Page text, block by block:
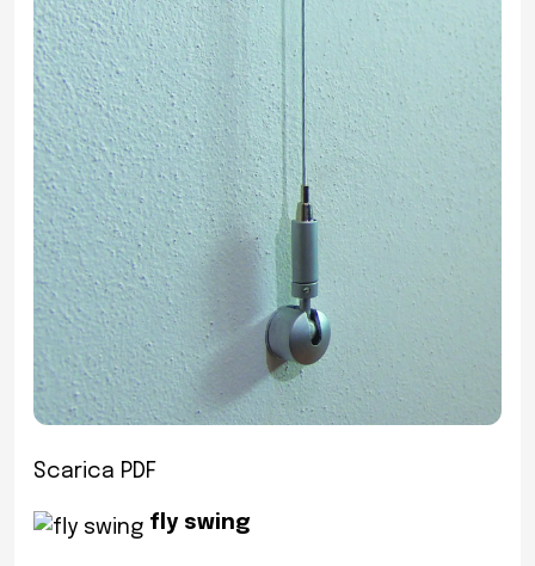
Scarica PDF
fly swing